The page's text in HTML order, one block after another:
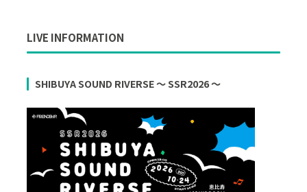
LIVE INFORMATION
SHIBUYA SOUND RIVERSE ～ SSR2026 ～